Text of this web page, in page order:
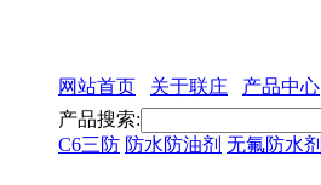
网站首页 关于联庄 产品中心
产品搜索:
C6三防 防水防油剂 无氟防水剂